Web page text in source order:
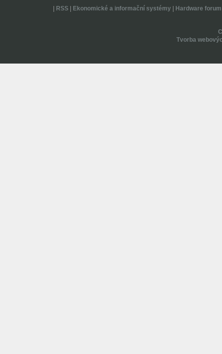
RSS| Ekonomické a informační systémy| Hardware forum
Tvorba